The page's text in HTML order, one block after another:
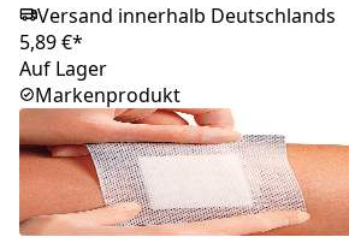
Versand innerhalb Deutschlands
5,89 €*
Auf Lager
Markenprodukt